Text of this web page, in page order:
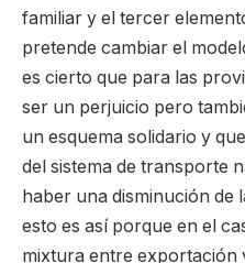
familiar y el tercer
pretende cambiar el
es cierto que para las
ser un perjuicio pero
un esquema solidario y
del sistema de transporte
haber una disminución de
esto es así porque en el
mixtura entre exportación